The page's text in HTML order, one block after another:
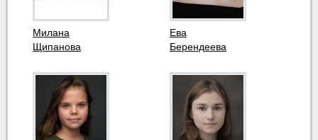
Милана
Щипанова
Ева
Берендеева